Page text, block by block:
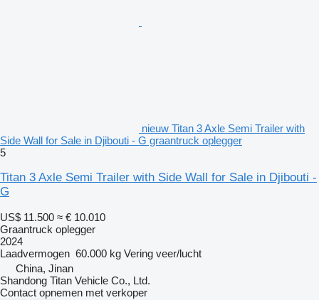
nieuw Titan 3 Axle Semi Trailer with
Side Wall for Sale in Djibouti - G graantruck oplegger
5
Titan 3 Axle Semi Trailer with Side Wall for Sale in Djibouti -
G
US$ 11.500 ≈ € 10.010
Graantruck oplegger
2024
Laadvermogen 60.000 kg Vering veer/lucht
China, Jinan
Shandong Titan Vehicle Co., Ltd.
Contact opnemen met verkoper